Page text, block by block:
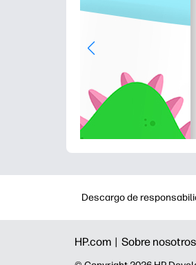
Descargo de
HP.com | Sobre